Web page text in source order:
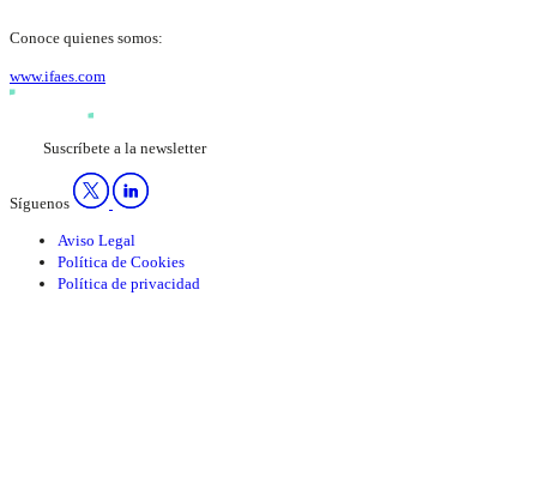
Conoce quienes somos:
www.ifaes.com
Suscríbete a la newsletter
Síguenos
Aviso Legal
Política de Cookies
Política de privacidad